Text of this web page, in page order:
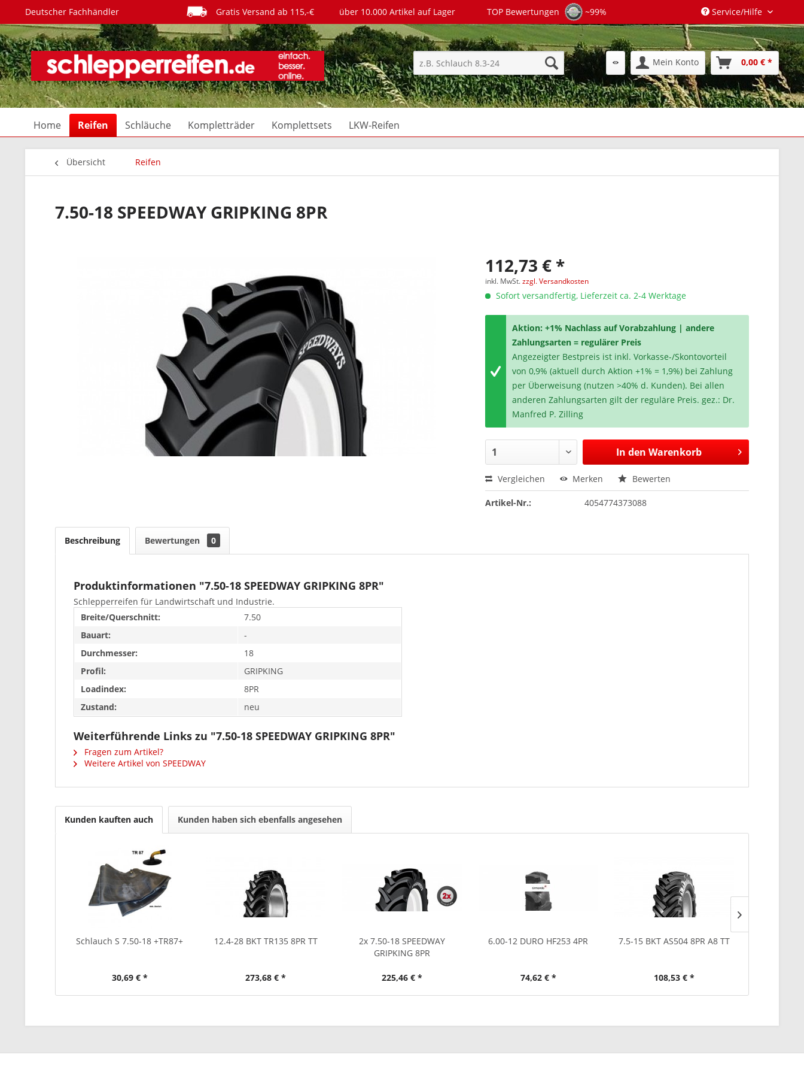
Deutscher Fachhändler Gratis Versand ab 115,-€ über 10.000 Artikel auf Lager TOP Bewertungen ~99% Service/Hilfe
Mein Konto 0,00 € *
Home Reifen Schläuche Kompletträder Komplettsets LKW-Reifen
Übersicht Reifen
7.50-18 SPEEDWAY GRIPKING 8PR
112,73 € *
inkl. MwSt.zzgl. Versandkosten
Sofort versandfertig, Lieferzeit ca. 2-4 Werktage
Aktion: +1% Nachlass auf Vorabzahlung | andere
Zahlungsarten = regulärer Preis
Angezeigter Bestpreis ist inkl. Vorkasse-/Skontovorteil
von 0,9% (aktuell durch Aktion +1% = 1,9%) bei Zahlung
per Überweisung (nutzen >40% d. Kunden). Bei allen
anderen Zahlungsarten gilt der reguläre Preis. gez.: Dr.
Manfred P. Zilling
In den Warenkorb
Vergleichen Merken Bewerten
Artikel-Nr.: 4054774373088
Beschreibung Bewertungen 0
Produktinformationen "7.50-18 SPEEDWAY GRIPKING 8PR"
Schlepperreifen für Landwirtschaft und Industrie.
Breite/Querschnitt:
7.50
Bauart:
-
Durchmesser:
18
Profil:
GRIPKING
Loadindex:
8PR
Zustand:
neu
Weiterführende Links zu "7.50-18 SPEEDWAY GRIPKING 8PR"
Fragen zum Artikel?
Weitere Artikel von SPEEDWAY
Kunden kauften auch Kunden haben sich ebenfalls angesehen
Schlauch S 7.50-18 +TR87+
30,69 € *
12.4-28 BKT TR135 8PR TT
273,68 € *
2x 7.50-18 SPEEDWAY
GRIPKING 8PR
225,46 € *
6.00-12 DURO HF253 4PR
74,62 € *
7.5-15 BKT AS504 8PR A8 TT
108,53 € *